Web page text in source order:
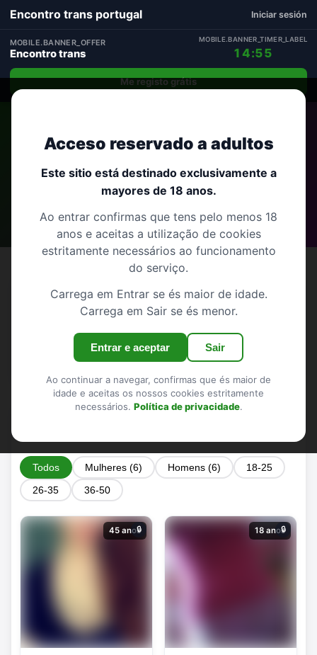
Acceso reservado a adultos
Este sitio está destinado exclusivamente a
mayores de 18 anos.
Ao entrar confirmas que tens pelo menos 18
anos e aceitas a utilização de cookies
estritamente necessários ao funcionamento
do serviço.
Carrega em Entrar se és maior de idade.
Carrega em Sair se és menor.
Entrar e aceptar Sair
Ao continuar a navegar, confirmas que és maior de
idade e aceitas os nossos cookies estritamente
necessários. Política de privacidade.
Encontro trans portugal Iniciar sesión
MOBILE.BANNER_OFFER
Encontro trans
MOBILE.BANNER_TIMER_LABEL
14:54
Me registo grátis
Encontro trans em Lagos
Encontro trans em Lagos: do chat ao encontro
Todos Mulheres (6) Homens (6)
18-25
26-35
36-50
45 anos
🔒 18 anos
🔒